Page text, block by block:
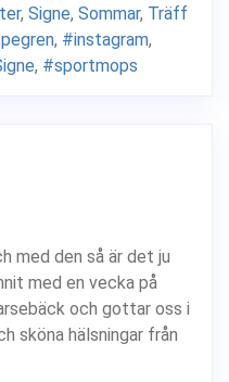
, Signe, Sommar, Träff
, #instagram,
, #sportmops
med den så är det ju
med en vecka på
och gottar oss i
sköna hälsningar från